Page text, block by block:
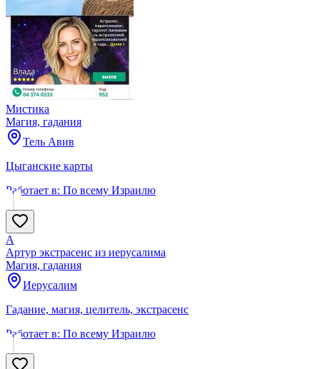
Мистика
Магия, гадания
Тель Авив
Цыганские карты
Работает в: По всему Израилю
А
Артур экстрасенс из иерусалима
Магия, гадания
Иерусалим
Гадание, магия, целитель, экстрасенс
Работает в: По всему Израилю